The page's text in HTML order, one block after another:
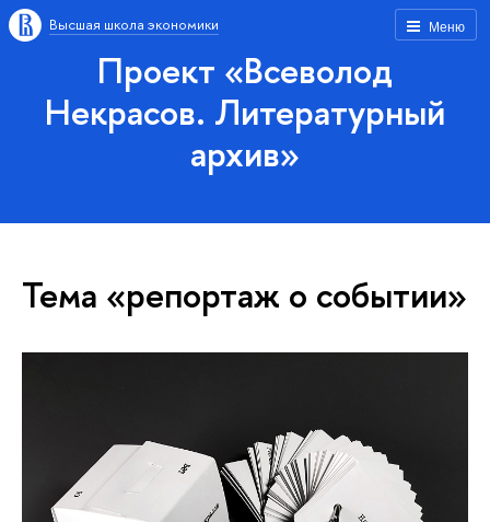
Меню
Высшая школа экономики
Проект «Всеволод
Некрасов. Литературный
архив»
Тема «репортаж о событии»